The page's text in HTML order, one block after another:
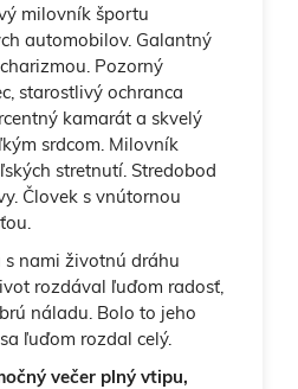
milovník športu
automobilov. Galantný
Pozorný
starostlivý ochranca
kamarát a skvelý
srdcom. Milovník
stretnutí. Stredobod
Človek s vnútornou
s nami životnú dráhu
rozdával ľuďom radosť,
náladu. Bolo to jeho
ľuďom rozdal celý.
večer plný vtipu,